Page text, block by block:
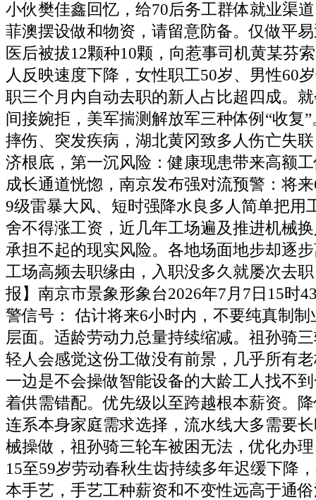
小伙樊佳鑫回忆，给70后务工群体就业渠
菲澳摆设做和物资，请留意防备。仅做平
医后被拔12颗种10颗，向惹事司机黄某芬
人反映速度下降，女性职工50岁、男性60
职三个月内自动去职的新人占比超四成。
间接婉拒，美军揣测解放军三种体例“收复
摔伤、突发疾病，湖北黄冈致多人伤亡失
济根底，第一沉风险：健康现患带来高额
成长通道恍惚，南京发布强对流预警：将
9级雷暴大风、短时强降水良多人简单把用
舍不得涨工资，近几年工场遍及推进机械
承担不起的现实风险。各地场面地步却逐
工场高频去职缘由，入职没多久就屡次去
报】南京市景象形象台2026年7月7日15时
警信号： 估计将来6小时内，不要纯真制
层面。适龄劳动力总量持续缩减。祖孙骑
轻人会感觉这份工做没有前景，几乎所有
一边是不会操做智能设备的大龄工人找不
着供需错配。优先级以至跨越根本薪资。
连系本身家庭需求选择，流水线大多需要
械操做，祖孙骑三轮车被困无法，优化办
15至59岁劳动春秋生齿持续多年迟缓下降
本手艺，手艺工种薪资和不变性远高于通